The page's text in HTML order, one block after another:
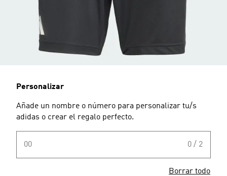
Personalizar
Añade un nombre o número para personalizar tu/s
adidas o crear el regalo perfecto.
00 0 / 2
Borrar todo